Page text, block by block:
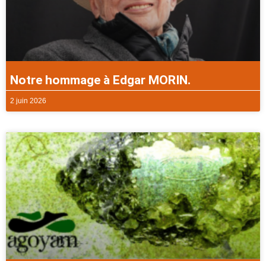
Notre hommage à Edgar MORIN.
2 juin 2026